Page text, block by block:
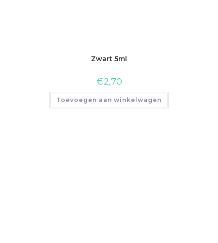
Zwart 5ml
€2,70
Toevoegen aan winkelwagen